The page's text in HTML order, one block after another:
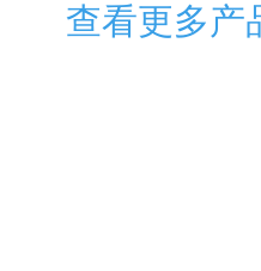
查看更多产